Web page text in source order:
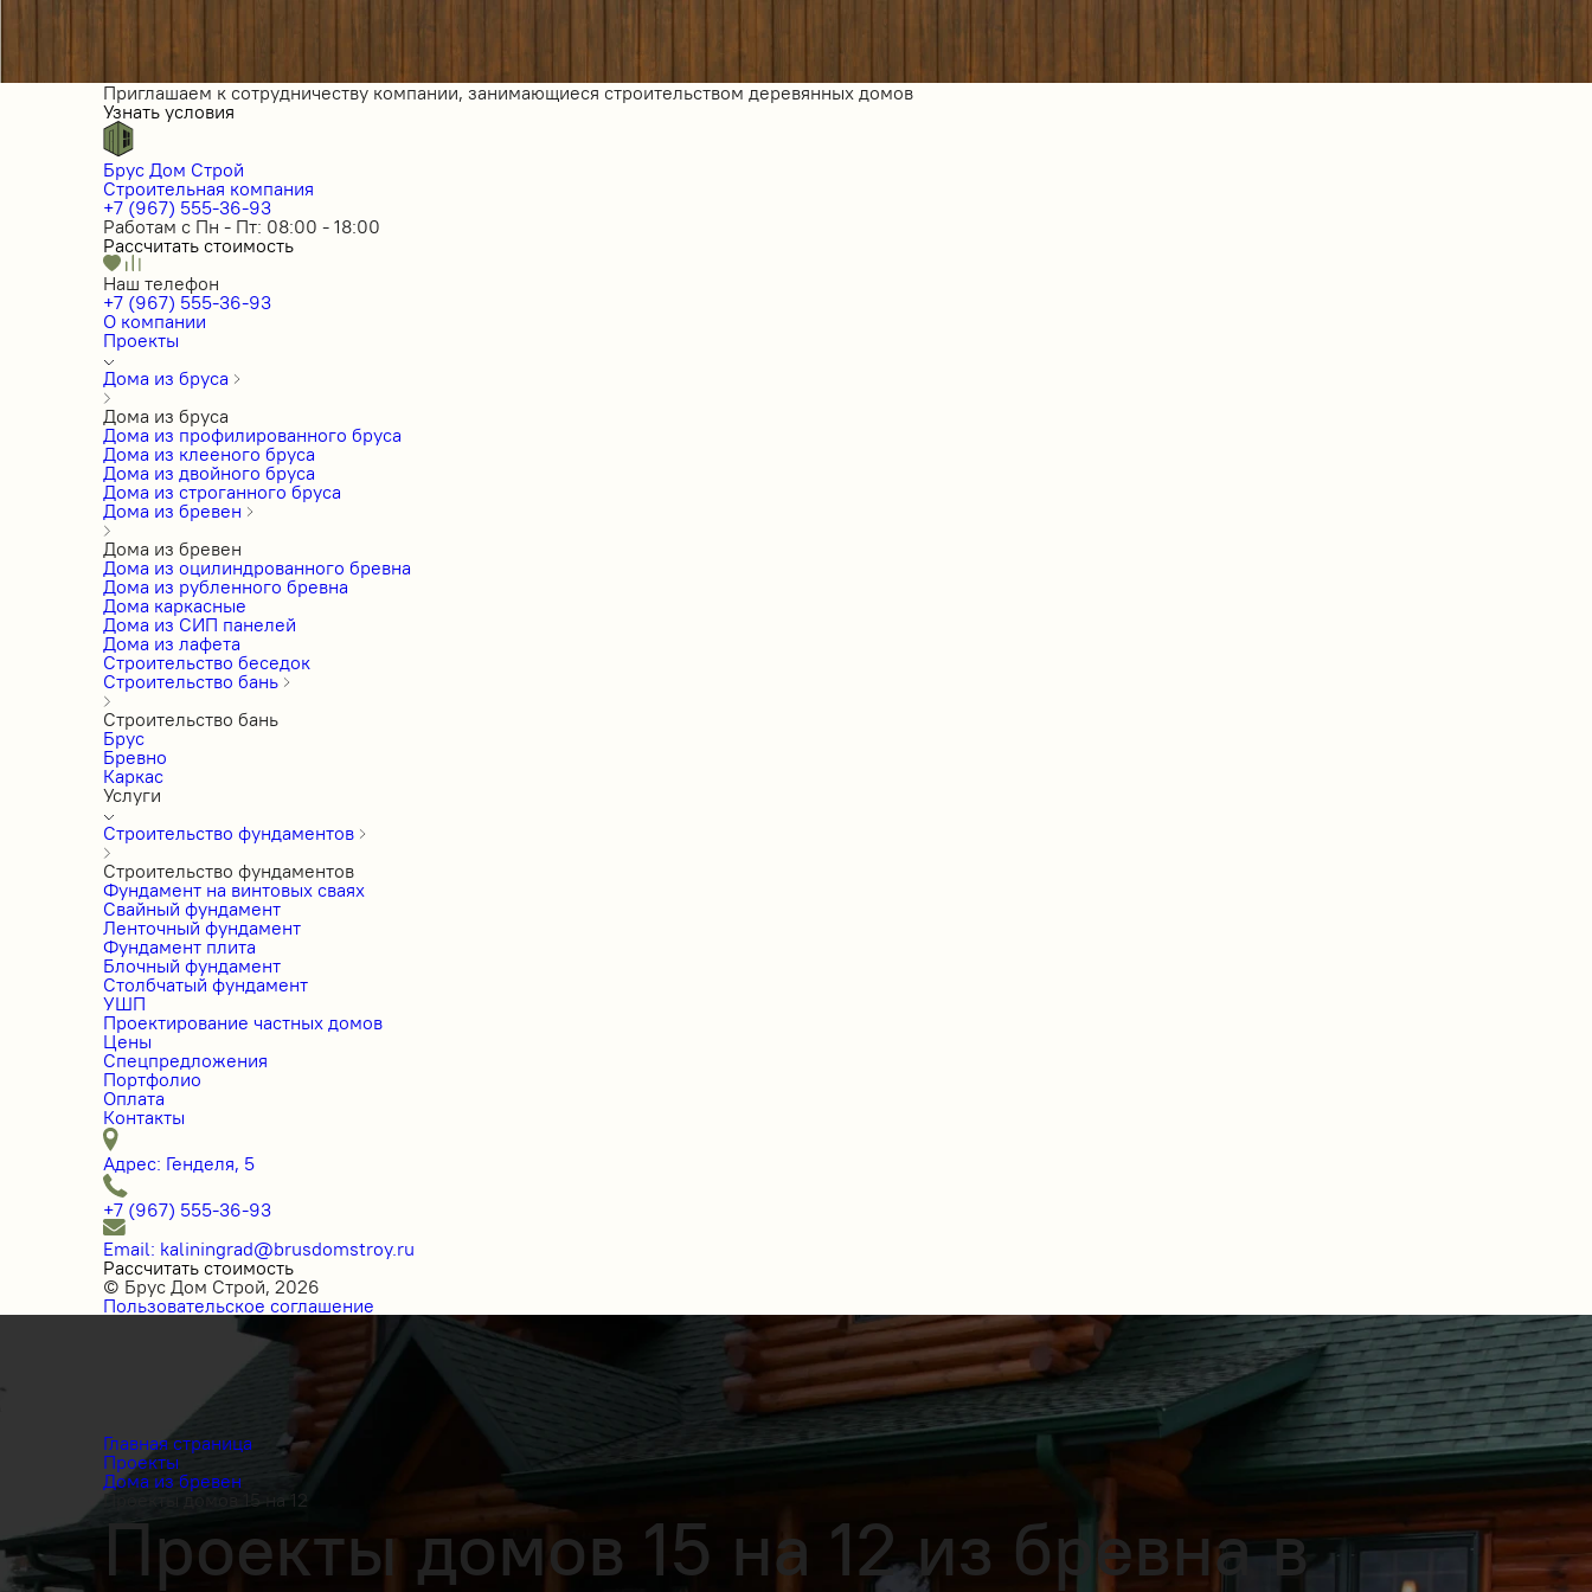
Приглашаем к сотрудничеству компании, занимающиеся строительством деревянных домов
Узнать условия
Брус Дом Строй
Строительная компания
+7 (967) 555-36-93
Работам с Пн - Пт: 08:00 - 18:00
Рассчитать стоимость
Наш телефон
+7 (967) 555-36-93
О компании
Проекты
Дома из бруса
Дома из бруса
Дома из профилированного бруса
Дома из клееного бруса
Дома из двойного бруса
Дома из строганного бруса
Дома из бревен
Дома из бревен
Дома из оцилиндрованного бревна
Дома из рубленного бревна
Дома каркасные
Дома из СИП панелей
Дома из лафета
Строительство беседок
Строительство бань
Строительство бань
Брус
Бревно
Каркас
Услуги
Строительство фундаментов
Строительство фундаментов
Фундамент на винтовых сваях
Свайный фундамент
Ленточный фундамент
Фундамент плита
Блочный фундамент
Столбчатый фундамент
УШП
Проектирование частных домов
Цены
Спецпредложения
Портфолио
Оплата
Контакты
Адрес: Генделя, 5
+7 (967) 555-36-93
Email: kaliningrad@brusdomstroy.ru
Рассчитать стоимость
© Брус Дом Строй, 2026
Пользовательское соглашение
Главная страница
Проекты
Дома из бревен
Проекты домов 15 на 12
Проекты домов 15 на 12 из бревна в